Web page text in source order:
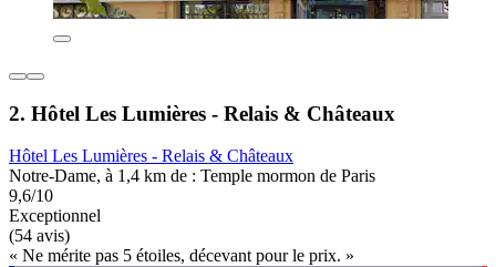
2. Hôtel Les Lumières - Relais & Châteaux
Hôtel Les Lumières - Relais & Châteaux
Notre-Dame, à 1,4 km de : Temple mormon de Paris
9,6/10
Exceptionnel
(54 avis)
« Ne mérite pas 5 étoiles, décevant pour le prix. »